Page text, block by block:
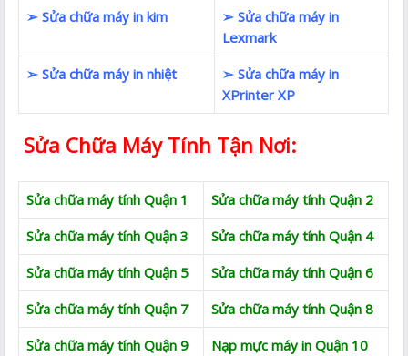
➢ Sửa chữa máy in kim
➢ Sửa chữa máy in
Lexmark
➢ Sửa chữa máy in nhiệt
➢ Sửa chữa máy in
XPrinter XP
Sửa Chữa Máy Tính Tận Nơi:
Sửa chữa máy tính Quận 1
Sửa chữa máy tính Quận 2
Sửa chữa máy tính Quận 3
Sửa chữa máy tính Quận 4
Sửa chữa máy tính Quận 5
Sửa chữa máy tính Quận 6
Sửa chữa máy tính Quận 7
Sửa chữa máy tính Quận 8
Sửa chữa máy tính Quận 9
Nạp mực máy in Quận 10